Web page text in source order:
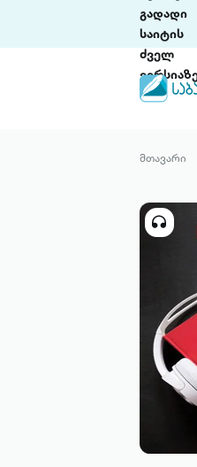
გადადი
საიტის
ძველ
მთავარი